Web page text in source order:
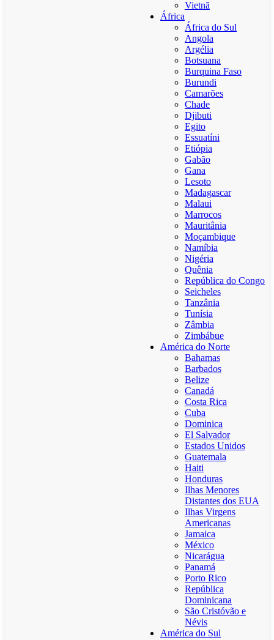
Vietnã
África
África do Sul
Angola
Argélia
Botsuana
Burquina Faso
Burundi
Camarões
Chade
Djibuti
Egito
Essuatíni
Etiópia
Gabão
Gana
Lesoto
Madagascar
Malaui
Marrocos
Mauritânia
Moçambique
Namíbia
Nigéria
Quênia
República do Congo
Seicheles
Tanzânia
Tunísia
Zâmbia
Zimbábue
América do Norte
Bahamas
Barbados
Belize
Canadá
Costa Rica
Cuba
Dominica
El Salvador
Estados Unidos
Guatemala
Haiti
Honduras
Ilhas Menores
Distantes dos EUA
Ilhas Virgens
Americanas
Jamaica
México
Nicarágua
Panamá
Porto Rico
República
Dominicana
São Cristóvão e
Névis
América do Sul